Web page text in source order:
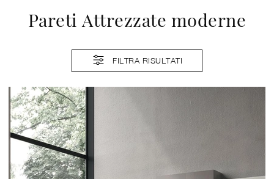
Pareti Attrezzate moderne
FILTRA RISULTATI